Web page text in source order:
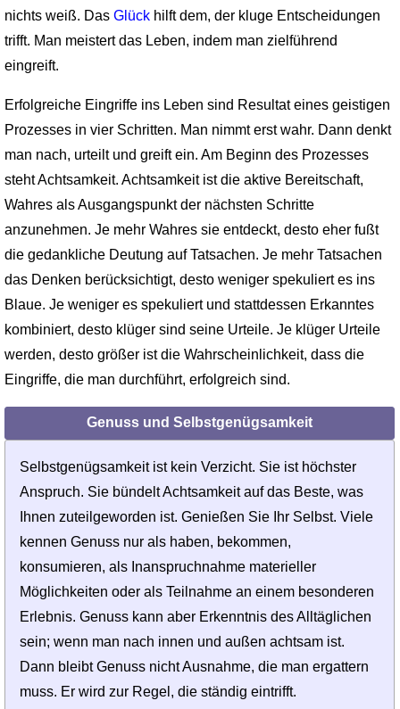
nichts weiß. Das Glückhilft dem, der kluge Entscheidungen
trifft. Man meistert das Leben, indem man zielführend
eingreift.
Erfolgreiche Eingriffe ins Leben sind Resultat eines geistigen
Prozesses in vier Schrit­ten. Man nimmt erst wahr. Dann denkt
man nach, urteilt und greift ein. Am Beginn des Prozesses
steht Achtsamkeit. Achtsamkeit ist die aktive Bereitschaft,
Wahres als Ausgangspunkt der nächsten Schritte
anzunehmen. Je mehr Wahres sie entdeckt, desto eher fußt
die gedankliche Deutung auf Tatsachen. Je mehr Tatsachen
das Denken berücksichtigt, desto weniger spekuliert es ins
Blaue. Je weniger es spekuliert und stattdessen Erkanntes
kombiniert, desto klüger sind seine Urteile. Je klüger Urteile
werden, desto größer ist die Wahrscheinlichkeit, dass die
Eingriffe, die man durchführt, erfolgreich sind.
Genuss und Selbstgenügsamkeit
Selbstgenügsamkeit ist kein Verzicht. Sie ist höchster
Anspruch. Sie bündelt Acht­samkeit auf das Beste, was
Ihnen zuteilgeworden ist. Genießen Sie Ihr Selbst. Viele
kennen Genuss nur als haben, bekommen,
konsumieren, als Inanspruchnahme materieller
Möglichkeiten oder als Teilnahme an einem besonderen
Erlebnis. Genuss kann aber Erkenntnis des Alltäglichen
sein; wenn man nach innen und außen achtsam ist.
Dann bleibt Genuss nicht Ausnahme, die man ergattern
muss. Er wird zur Regel, die ständig eintrifft.